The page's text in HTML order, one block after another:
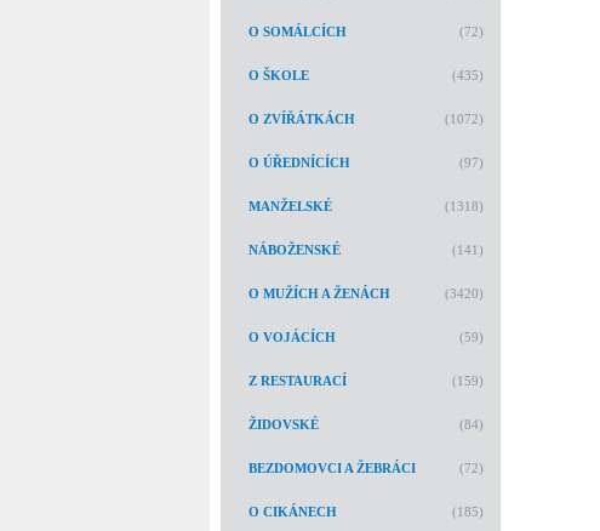
O SOMÁLCÍCH (72)
O ŠKOLE (435)
O ZVÍŘÁTKÁCH (1072)
O ÚŘEDNÍCÍCH (97)
MANŽELSKÉ (1318)
NÁBOŽENSKÉ (141)
O MUŽÍCH A ŽENÁCH (3420)
O VOJÁCÍCH (59)
Z RESTAURACÍ (159)
ŽIDOVSKÉ (84)
BEZDOMOVCI A ŽEBRÁCI (72)
O CIKÁNECH (185)